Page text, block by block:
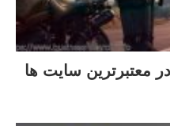
معتبرترین سایت ها